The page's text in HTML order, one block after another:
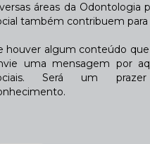
áreas da Odontologia
também contribuem para
houver algum conteúdo
uma mensagem por
Será um